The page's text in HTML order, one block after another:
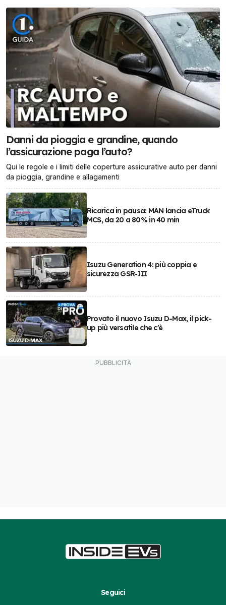
Danni da pioggia e grandine, quando
l’assicurazione paga l’auto?
Qui le regole e i limiti delle coperture assicurative auto per danni
da pioggia, grandine e allagamenti
Ricarica in pausa: MAN lancia eTruck
MCS, da 20 a 80% in 40 min
Isuzu Generation 4: più coppia e
sicurezza GSR-III
Provato il nuovo Isuzu D-Max, il pick-
up più versatile che c'è
Seguici